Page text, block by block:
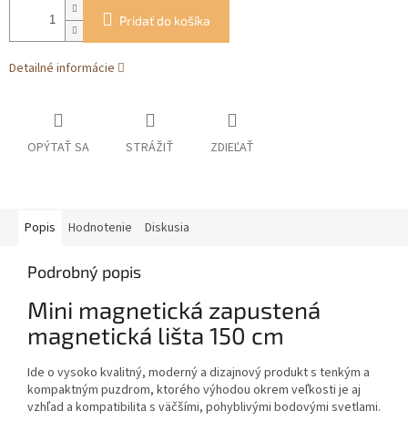
Pridať do košíka
Detailné informácie
OPÝTAŤ SA STRÁŽIŤ ZDIEĽAŤ
Popis Hodnotenie Diskusia
Podrobný popis
Mini magnetická zapustená
magnetická lišta 150 cm
Ide o vysoko kvalitný, moderný a dizajnový produkt s tenkým a
kompaktným puzdrom, ktorého výhodou okrem veľkosti je aj
vzhľad a kompatibilita s väčšími, pohyblivými bodovými svetlami.